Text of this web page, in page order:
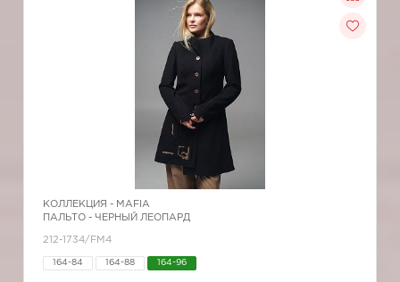
КОЛЛЕКЦИЯ - MAFIA
ПАЛЬТО - ЧЕРНЫЙ ЛЕОПАРД
212-1734/FM4
164-84 164-88 164-96